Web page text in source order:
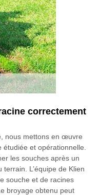
correctement
nous mettons en œuvre
et opérationnelle.
les souches après un
L’équipe de Klien
souche et de racines
broyage obtenu peut